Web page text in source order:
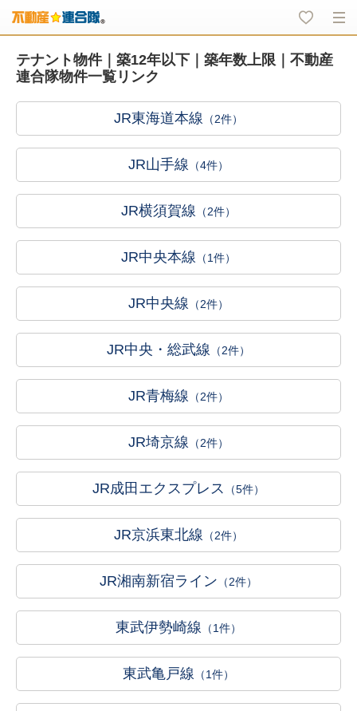
テナント物件｜築12年以下｜築年数上限｜不動産
連合隊物件一覧リンク
JR東海道本線 （2件）
JR山手線 （4件）
JR横須賀線 （2件）
JR中央本線 （1件）
JR中央線 （2件）
JR中央・総武線 （2件）
JR青梅線 （2件）
JR埼京線 （2件）
JR成田エクスプレス （5件）
JR京浜東北線 （2件）
JR湘南新宿ライン （2件）
東武伊勢崎線 （1件）
東武亀戸線 （1件）